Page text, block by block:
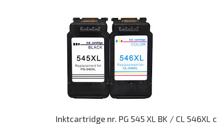
Inktcartridge nr. PG 545 XL BK / CL